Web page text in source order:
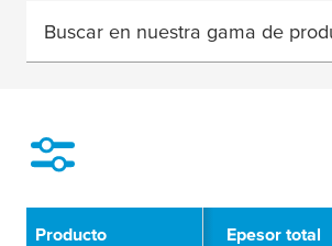
Buscar en nuestra gama de
Producto Epesor total